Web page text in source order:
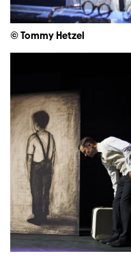
© Tommy Hetzel